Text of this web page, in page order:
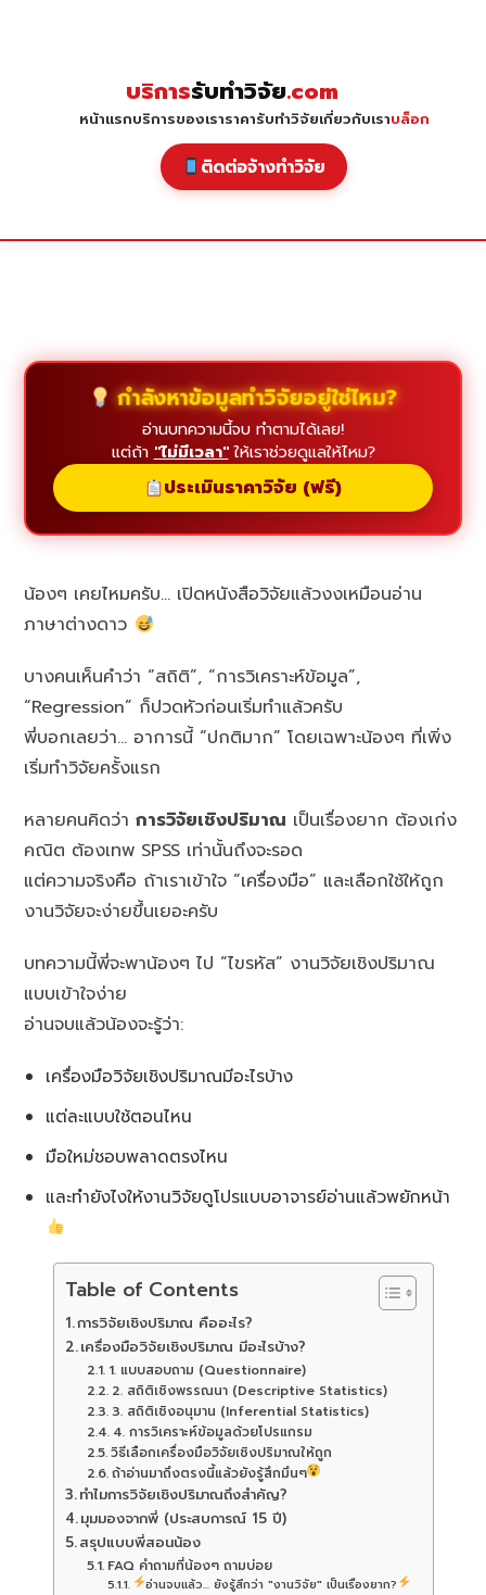
บริการรับทำวิจัย.com
หน้าแรกบริการของเราราคารับทำวิจัยเกี่ยวกับเราบล็อก
ติดต่อจ้างทำวิจัย
กำลังหาข้อมูลทำวิจัยอยู่ใช่ไหม?
อ่านบทความนี้จบ ทำตามได้เลย!
แต่ถ้า "ไม่มีเวลา"ให้เราช่วยดูแลให้ไหม?
ประเมินราคาวิจัย (ฟรี)
น้องๆ เคยไหมครับ… เปิดหนังสือวิจัยแล้วงงเหมือนอ่าน
ภาษาต่างดาว
บางคนเห็นคำว่า “สถิติ”, “การวิเคราะห์ข้อมูล”,
“Regression” ก็ปวดหัวก่อนเริ่มทำแล้วครับ
พี่บอกเลยว่า… อาการนี้ “ปกติมาก” โดยเฉพาะน้องๆ ที่เพิ่ง
เริ่มทำวิจัยครั้งแรก
หลายคนคิดว่าการวิจัยเชิงปริมาณ เป็นเรื่องยาก ต้องเก่ง
คณิต ต้องเทพ SPSS เท่านั้นถึงจะรอด
แต่ความจริงคือ ถ้าเราเข้าใจ “เครื่องมือ” และเลือกใช้ให้ถูก
งานวิจัยจะง่ายขึ้นเยอะครับ
บทความนี้พี่จะพาน้องๆ ไป “ไขรหัส” งานวิจัยเชิงปริมาณ
แบบเข้าใจง่าย
อ่านจบแล้วน้องจะรู้ว่า:
เครื่องมือวิจัยเชิงปริมาณมีอะไรบ้าง
แต่ละแบบใช้ตอนไหน
มือใหม่ชอบพลาดตรงไหน
และทำยังไงให้งานวิจัยดูโปรแบบอาจารย์อ่านแล้วพยักหน้า
Table of Contents
การวิจัยเชิงปริมาณ คืออะไร?
เครื่องมือวิจัยเชิงปริมาณ มีอะไรบ้าง?
1. แบบสอบถาม (Questionnaire)
2. สถิติเชิงพรรณนา (Descriptive Statistics)
3. สถิติเชิงอนุมาน (Inferential Statistics)
4. การวิเคราะห์ข้อมูลด้วยโปรแกรม
วิธีเลือกเครื่องมือวิจัยเชิงปริมาณให้ถูก
ถ้าอ่านมาถึงตรงนี้แล้วยังรู้สึกมึนๆ
ทำไมการวิจัยเชิงปริมาณถึงสำคัญ?
มุมมองจากพี่ (ประสบการณ์ 15 ปี)
สรุปแบบพี่สอนน้อง
FAQ คำถามที่น้องๆ ถามบ่อย
อ่านจบแล้ว... ยังรู้สึกว่า "งานวิจัย" เป็นเรื่องยาก?